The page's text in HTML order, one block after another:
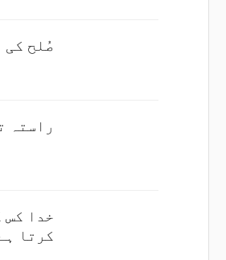
صُلح کی
راستہ
خدا کس
کرتا